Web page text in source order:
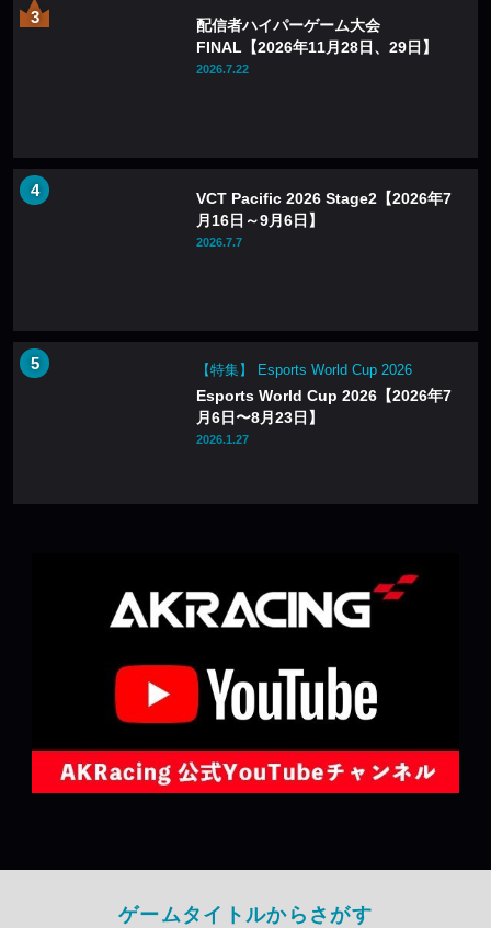
配信者ハイパーゲーム大会
FINAL【2026年11月28日、29日】
2026.7.22
VCT Pacific 2026 Stage2【2026年7
月16日～9月6日】
2026.7.7
【特集】 Esports World Cup 2026
Esports World Cup 2026【2026年7
月6日〜8月23日】
2026.1.27
ゲームタイトルからさがす